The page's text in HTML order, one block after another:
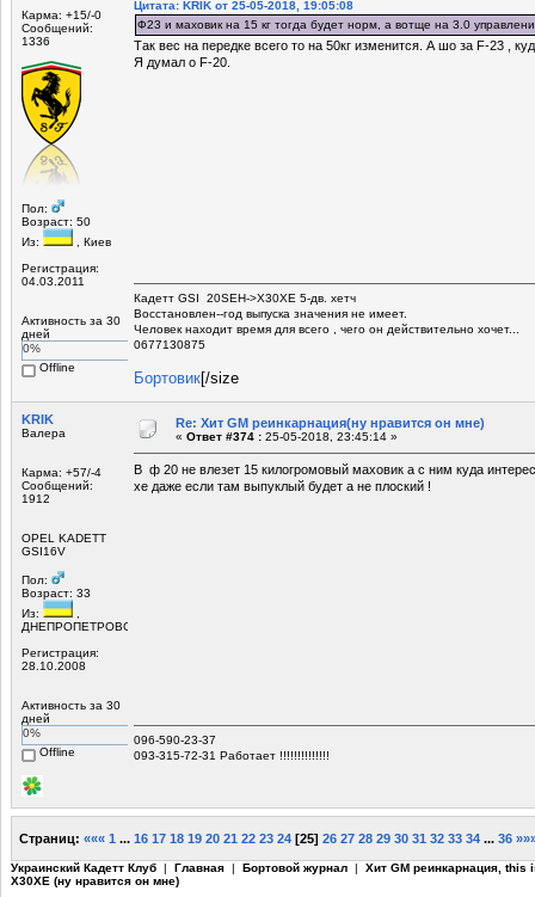
Карма: +15/-0
Сообщений:
1336
Пол:
Возраст: 50
Из:
, Киев
Регистрация:
04.03.2011
Активность за 30
дней
0%
Offline
Цитата: KRIK от 25-05-2018, 19:05:08
Ф23 и маховик на 15 кг тогда будет норм, а вотще на 3.0
Так вес на передке всего то на 50кг изменится. А шо за F-23 ,
Я думал о F-20.
Кадетт GSI 20SEH->X30XE 5-дв. хетч
Восстановлен--год выпуска значения не имеет.
Человек находит время для всего , чего он действительно хочет...
0677130875
Бортовик[/size
KRIK
Валера
Карма: +57/-4
Сообщений:
1912
OPEL KADETT
GSI16V
Пол:
Возраст: 33
Из:
ДНЕПРОПЕТРОВСК
Регистрация:
28.10.2008
Активность за 30
дней
0%
Offline
Re: Хит GM реинкарнация(ну нравится он мне)
« Ответ #374 : 25-05-2018, 23:45:14 »
В ф 20 не влезет 15 килогромовый маховик а с ним куда
хе даже если там выпуклый будет а не плоский !
096-590-23-37
093-315-72-31 Работает !!!!!!!!!!!!!!
Страниц: ««« 1 ... 16 17 18 19 20 21 22 23 24 [25] 26 27 28 29 30 31 32 33 34 ... 36
Украинский Кадетт Клуб | Главная | Бортовой журнал | Хит GM реинкарнация, this
X30XE (ну нравится он мне)